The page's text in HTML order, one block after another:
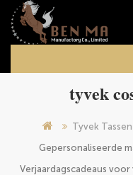
tyvek
Tyvek Tassen
Gepersonaliseerde
Verjaardagscadeaus